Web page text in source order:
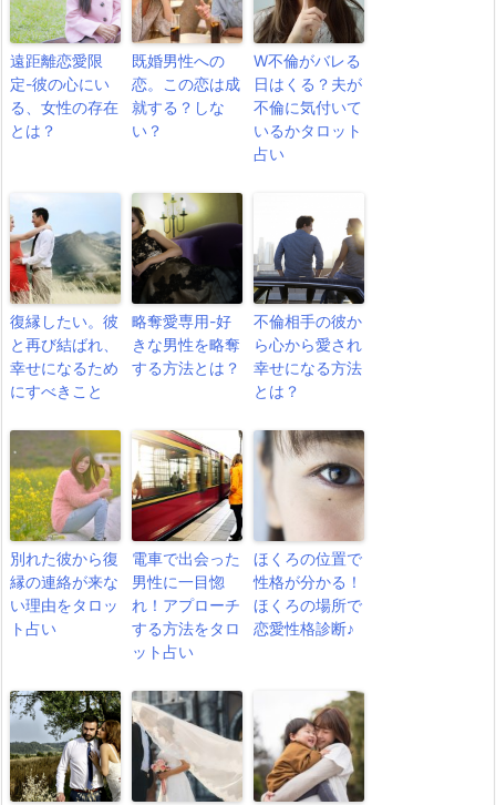
遠距離恋愛限
定-彼の心にい
る、女性の存在
とは？
既婚男性への
恋。この恋は成
就する？しな
い？
W不倫がバレる
日はくる？夫が
不倫に気付いて
いるかタロット
占い
復縁したい。彼
と再び結ばれ、
幸せになるため
にすべきこと
略奪愛専用-好
きな男性を略奪
する方法とは？
不倫相手の彼か
ら心から愛され
幸せになる方法
とは？
別れた彼から復
縁の連絡が来な
い理由をタロッ
ト占い
電車で出会った
男性に一目惚
れ！アプローチ
する方法をタロ
ット占い
ほくろの位置で
性格が分かる！
ほくろの場所で
恋愛性格診断♪